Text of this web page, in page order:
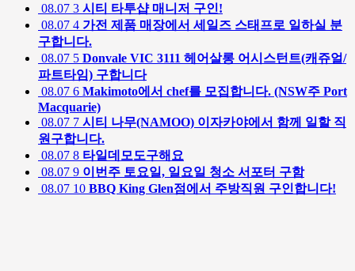
08.07 3 시티 타투샵 매니저 구인!
08.07 4 가전 제품 매장에서 세일즈 스태프로 일하실 분
구합니다.
08.07 5 Donvale VIC 3111 헤어살롱 어시스턴트(캐쥬얼/
파트타임) 구합니다
08.07 6 Makimoto에서 chef를 모집합니다. (NSW주 Port
Macquarie)
08.07 7 시티 나무(NAMOO) 이자카야에서 함께 일할 직
원구합니다.
08.07 8 타일데모도구해요
08.07 9 이번주 토요일, 일요일 청소 서포터 구함
08.07 10 BBQ King Glen점에서 주방직원 구인합니다!